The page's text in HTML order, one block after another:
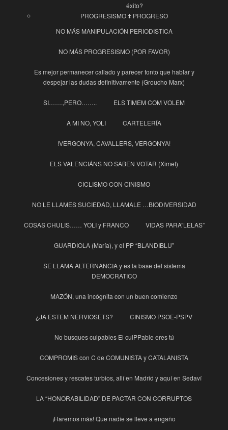
éxito?
PROGRESISMO ǂ PROGRESO
NO MÁS MANIPULACIÓN PERIODISTICA
NO MÁS PROGRESISMO (POR FAVOR)
Es mejor permanecer callado y parecer tonto que hablar y
despejar las dudas definitivamente (Groucho Marx)
SI…….,PERO…….. ELS TIMEM COM VOLEM
A MI NO, YOLI CARTELERÍA
!VERGONYA, CAVALLERS, VERGONYA!
ELS VALENCIÁNS NO SABEN VOTAR (Ximet)
CICLISMO CON CINISMO
NO LE LLAMES SUCIEDAD, LLAMALE …BIODIVERSIDAD
COSAS CHULIS…… YOLI y FRANCO VIDAS PARA”LELAS”
GUARDIOLA (María), y el PP “BLANDIBLU”
SE LLAMA ALTERNANCIA y es la base del sistema
DEMOCRATICO
MAZÓN, una incógnita con un buen comienzo
¿JA ESTEM NERVIOSETS? CINISMO PSOE-PSPV
No busques culpables El culPPable eres tú
COMPROMIS con C de COMUNISTA y CATALANISTA
Concesiones y rescates turbios, allí en Madrid y aquí en Sedaví
LA “HONORABILIDAD” DE PACTAR CON CORRUPTOS
¡Haremos más! Que nadie se lleve a engaño